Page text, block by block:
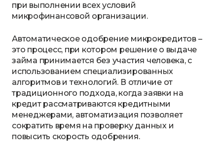
при выполнении всех условий
микрофинансовой организации.
Автоматическое одобрение микрокредитов –
это процесс, при котором решение о выдаче
займа принимается без участия человека, с
использованием специализированных
алгоритмов и технологий. В отличие от
традиционного подхода, когда заявки на
кредит рассматриваются кредитными
менеджерами, автоматизация позволяет
сократить время на проверку данных и
повысить скорость одобрения.